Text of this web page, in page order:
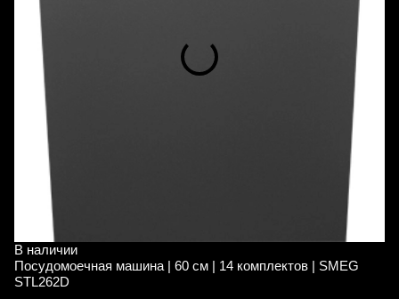
В наличии
Посудомоечная машина | 60 см | 14 комплектов | SMEG
STL262D